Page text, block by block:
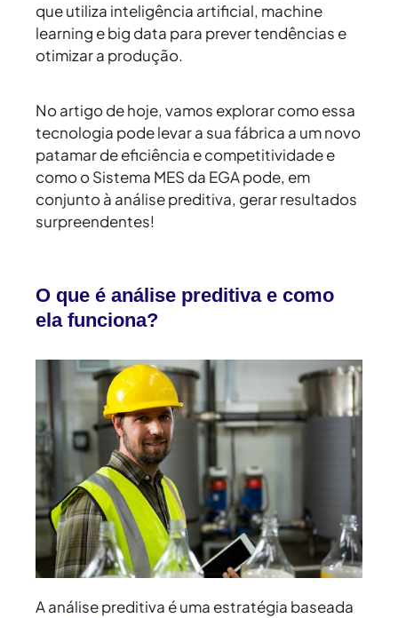
que utiliza inteligência artificial, machine
learning e big data para prever tendências e
otimizar a produção.
No artigo de hoje, vamos explorar como essa
tecnologia pode levar a sua fábrica a um novo
patamar de eficiência e competitividade e
como o Sistema MES da EGA pode, em
conjunto à análise preditiva, gerar resultados
surpreendentes!
O que é análise preditiva e como
ela funciona?
A análise preditiva é uma estratégia baseada